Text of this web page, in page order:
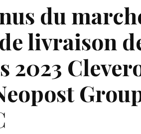
du
livraison
2023